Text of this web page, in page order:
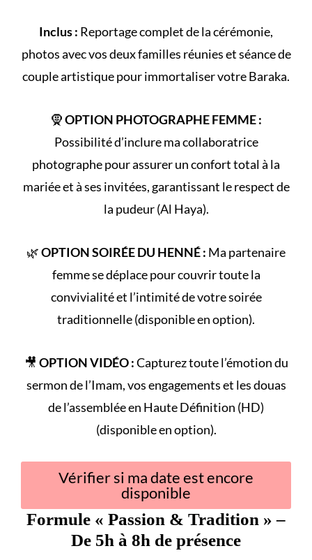
Inclus : Reportage complet de lacérémonie,
photos avec vos deux familles réunies et séance de
couple artistique pour immortaliser votre Baraka.
🧕OPTION PHOTOGRAPHE FEMME :
Possibilité d’inclure ma collaboratrice
photographe pour assurer un confort total à la
mariée et à ses invitées, garantissant le respect de
la pudeur (Al Haya).
🌿OPTION SOIRÉE DU HENNÉ : Ma partenaire
femme se déplace pour couvrir toute la
convivialité et l’intimité de votresoirée
traditionnelle(disponible en option).
🎥 OPTION VIDÉO :Capturez toute l’émotion du
sermon de l’Imam, vos engagements et les douas
de l’assemblée en Haute Définition (HD)
(disponible en option).
Vérifier si ma date est encore
disponible
Formule « Passion & Tradition » –
De 5h à 8h de présence